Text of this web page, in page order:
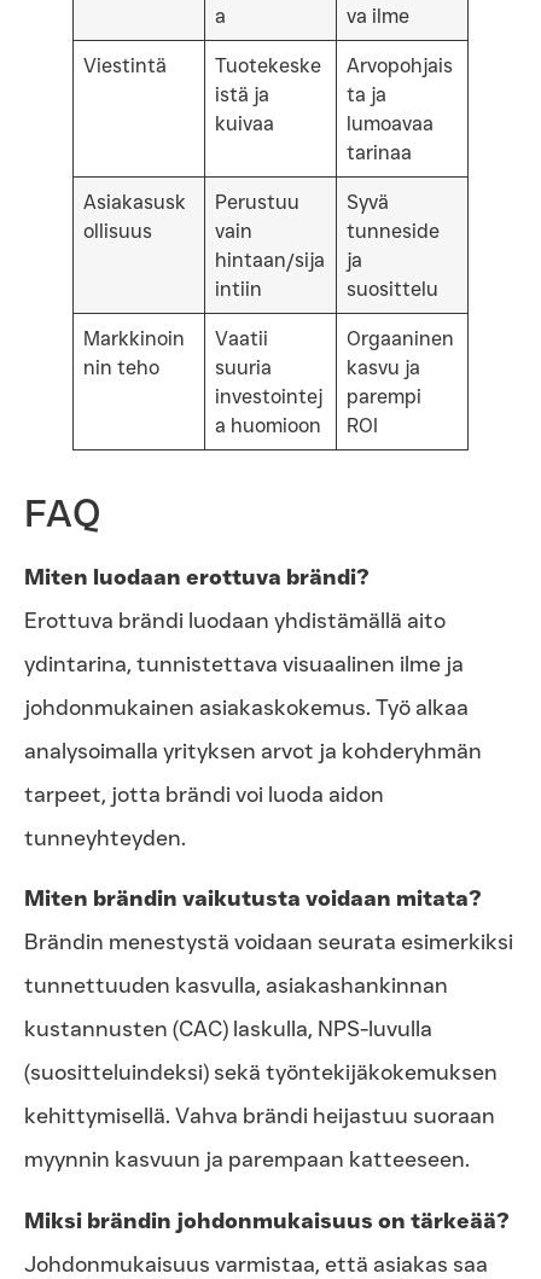
a
va ilme
Viestintä
Tuotekeske
istä ja
kuivaa
Arvopohjais
ta ja
lumoavaa
tarinaa
Asiakasusk
ollisuus
Perustuu
vain
hintaan/sija
intiin
Syvä
tunneside
ja
suosittelu
Markkinoin
nin teho
Vaatii
suuria
investointej
a huomioon
Orgaaninen
kasvu ja
parempi
ROI
FAQ
Miten luodaan erottuva brändi?
Erottuva brändi luodaan yhdistämällä aito
ydintarina, tunnistettava visuaalinen ilme ja
johdonmukainen asiakaskokemus. Työ alkaa
analysoimalla yrityksen arvot ja kohderyhmän
tarpeet, jotta brändi voi luoda aidon
tunneyhteyden.
Miten brändin vaikutusta voidaan mitata?
Brändin menestystä voidaan seurata esimerkiksi
tunnettuuden kasvulla, asiakashankinnan
kustannusten (CAC) laskulla, NPS-luvulla
(suositteluindeksi) sekä työntekijäkokemuksen
kehittymisellä. Vahva brändi heijastuu suoraan
myynnin kasvuun ja parempaan katteeseen.
Miksi brändin johdonmukaisuus on tärkeää?
Johdonmukaisuus varmistaa, että asiakas saa